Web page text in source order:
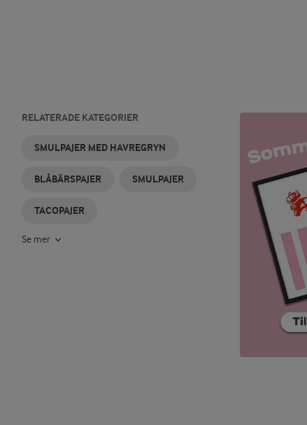
RELATERADE KATEGORIER
SMULPAJER MED HAVREGRYN
BLÅBÄRSPAJER SMULPAJER
TACOPAJER
Se mer